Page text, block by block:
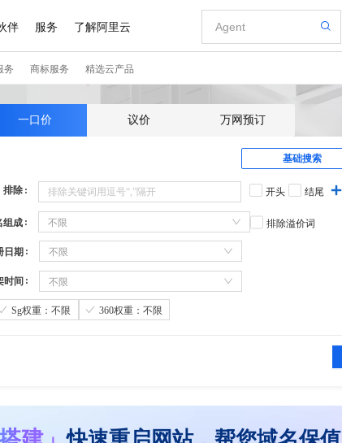
一口价 议价 万网预订
基础搜索
排除 开头 结尾
组成 不限 排除溢价词
日期 不限
时间 不限
Sg权重：不限 360权重：不限